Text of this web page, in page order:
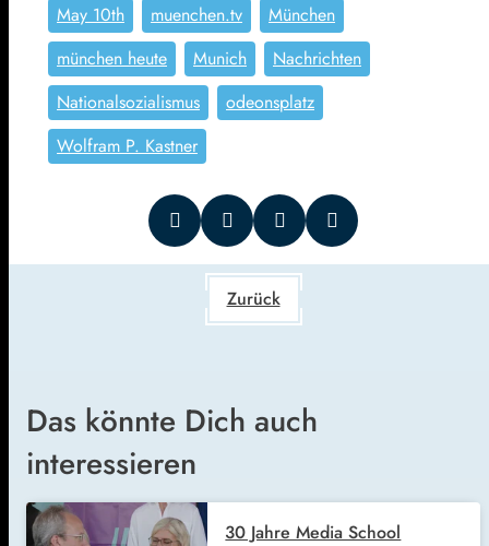
May 10th
muenchen.tv
München
münchen heute
Munich
Nachrichten
Nationalsozialismus
odeonsplatz
Wolfram P. Kastner
Zurück
Das könnte Dich auch
interessieren
30 Jahre Media School